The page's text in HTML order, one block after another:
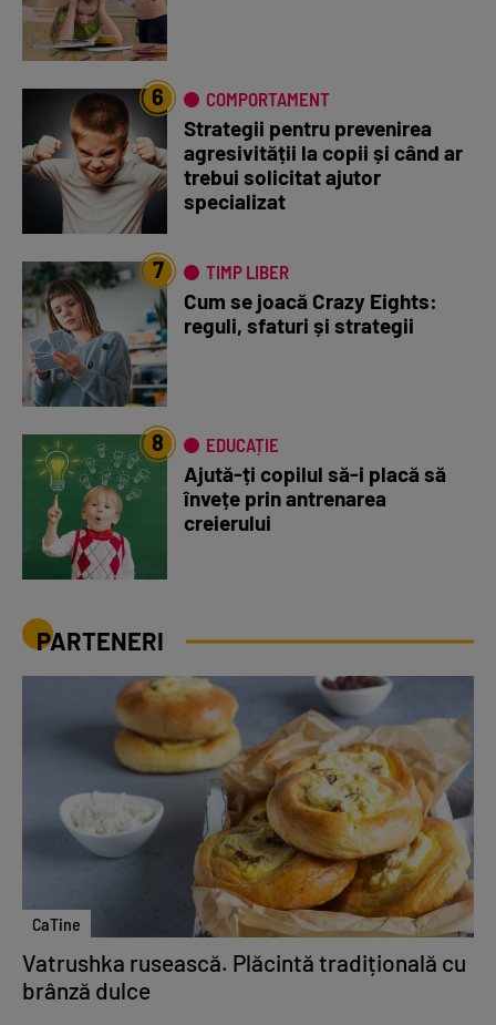
6 COMPORTAMENT
Strategii pentru prevenirea
agresivității la copii și când ar
trebui solicitat ajutor
specializat
7 TIMP LIBER
Cum se joacă Crazy Eights:
reguli, sfaturi și strategii
8 EDUCAȚIE
Ajută-ți copilul să-i placă să
învețe prin antrenarea
creierului
PARTENERI
CaTine
Vatrushka rusească. Plăcintă tradițională cu
brânză dulce